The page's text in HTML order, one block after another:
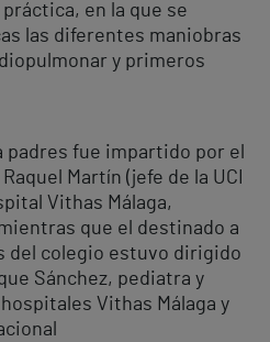
en la que se
las diferentes maniobras
y primeros
padres fue impartido por el
Martín (jefe de la UCI
Vithas Málaga,
que el destinado a
del colegio estuvo dirigido
Sánchez, pediatra y
Vithas Málaga y